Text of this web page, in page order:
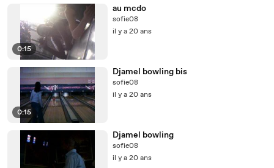
0:15
au mcdo
sofie08
il y a 20 ans
0:15
Djamel bowling bis
sofie08
il y a 20 ans
Djamel bowling
sofie08
il y a 20 ans